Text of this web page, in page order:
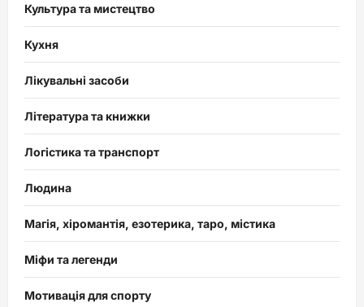
Культура та мистецтво
Кухня
Лікувальні засоби
Література та книжки
Логістика та транспорт
Людина
Магія, хіромантія, езотерика, таро, містика
Міфи та легенди
Мотивація для спорту